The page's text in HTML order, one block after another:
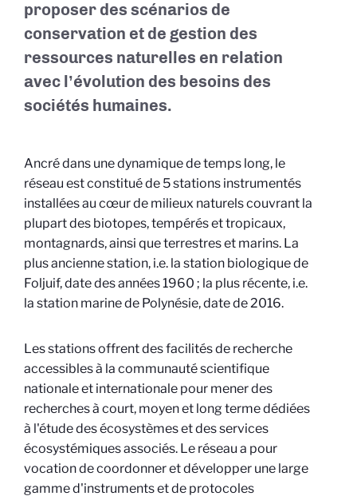
proposer des scénarios de
conservation et de gestion des
ressources naturelles en relation
avec l’évolution des besoins des
sociétés humaines.
Ancré dans une dynamique de temps long, le
réseau est constitué de 5 stations instrumentés
installées au cœur de milieux naturels couvrant la
plupart des biotopes, tempérés et tropicaux,
montagnards, ainsi que terrestres et marins. La
plus ancienne station, i.e. la station biologique de
Foljuif, date des années 1960 ; la plus récente, i.e.
la station marine de Polynésie, date de 2016.
Les stations offrent des facilités de recherche
accessibles à la communauté scientifique
nationale et internationale pour mener des
recherches à court, moyen et long terme dédiées
à l'étude des écosystèmes et des services
écosystémiques associés. Le réseau a pour
vocation de coordonner et développer une large
gamme d'instruments et de protocoles